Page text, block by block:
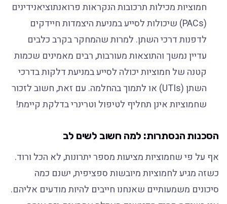
חמוציות מכילות תרכובות הנקראות פרואנתוציאנידינים
(PACs) שיכולות לסייע במניעת היצמדות חיידקים
לדפנות דרכי השתן. למרות שהמחקר בקרב כלבים
עדיין נמשך והתוצאות מעורבות, רבים מאמינים שכמות
קטנה של חמוציות יכולה לסייע במניעת דלקות בדרכי
השתן (UTIs) או לתמוך בהחלמה. עם זאת, חשוב לזכור
שחמוציות אינן תחליף לטיפול וטרינרי בדלקת קיימת!
הסכנות הנסתרות: למה חשוב לשים לב
אף על פי שחמוציות מציעות מספר יתרונות, לא הכל ורוד.
כשזה מגיע לחמוציות מיובשות ספציפית, ישנם כמה
סיכונים משמעותיים שאנחנו חייבים להיות מודעים אליהם.